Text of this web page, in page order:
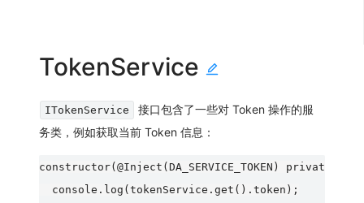
TokenService
ITokenService
接口包含了一些对 Token 操作的服
务类，例如获取当前 Token 信息：
constructor(@Inject(DA_SERVICE_TOKEN) private
  console.log(tokenService.get().token);